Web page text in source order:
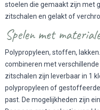
stoelen die gemaakt zijn met
zitschalen en gelakt of
Spelen met
Polypropyleen, stoffen,
combineren met
zitschalen zijn leverbaar in 1
polypropyleen of
past. De mogelijkheden zijn